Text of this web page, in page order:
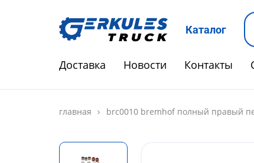
Каталог
Доставка Новости Контакты
главная brc0010 bremhof полный правый